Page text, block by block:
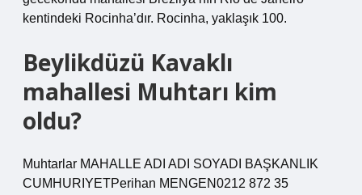
kentindeki Rocinha’dır. Rocinha, yaklaşık 100.
Beylikdüzü Kavaklı
mahallesi Muhtarı kim
oldu?
Muhtarlar MAHALLE ADI ADI SOYADI BAŞKANLIK
CUMHURIYETPerihan MENGEN0212 872 35